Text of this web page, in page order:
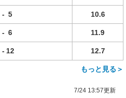
- 5 10.6
- 6 11.9
- 12 12.7
もっと見る＞
7/24 13:57更新